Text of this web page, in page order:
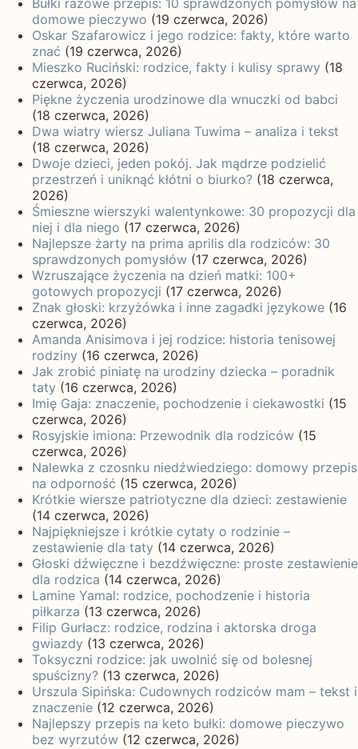
domowe pieczywo (19 czerwca, 2026)
Oskar Szafarowicz i jego rodzice: fakty, które warto
znać (19 czerwca, 2026)
Mieszko Ruciński: rodzice, fakty i kulisy sprawy (18
czerwca, 2026)
Piękne życzenia urodzinowe dla wnuczki od babci
(18 czerwca, 2026)
Dwa wiatry wiersz Juliana Tuwima – analiza i tekst
(18 czerwca, 2026)
Dwoje dzieci, jeden pokój. Jak mądrze podzielić
przestrzeń i uniknąć kłótni o biurko? (18 czerwca,
2026)
Śmieszne wierszyki walentynkowe: 30 propozycji dla
niej i dla niego (17 czerwca, 2026)
Najlepsze żarty na prima aprilis dla rodziców: 30
sprawdzonych pomysłów (17 czerwca, 2026)
Wzruszające życzenia na dzień matki: 100+
gotowych propozycji (17 czerwca, 2026)
Znak głoski: krzyżówka i inne zagadki językowe (16
czerwca, 2026)
Amanda Anisimova i jej rodzice: historia tenisowej
rodziny (16 czerwca, 2026)
Jak zrobić piniatę na urodziny dziecka – poradnik
taty (16 czerwca, 2026)
Imię Gaja: znaczenie, pochodzenie i ciekawostki (15
czerwca, 2026)
Rosyjskie imiona: Przewodnik dla rodziców (15
czerwca, 2026)
Nalewka z czosnku niedźwiedziego: domowy przepis
na odporność (15 czerwca, 2026)
Krótkie wiersze patriotyczne dla dzieci: zestawienie
(14 czerwca, 2026)
Najpiękniejsze i krótkie cytaty o rodzinie –
zestawienie dla taty (14 czerwca, 2026)
Głoski dźwięczne i bezdźwięczne: proste zestawienie
dla rodzica (14 czerwca, 2026)
Lamine Yamal: rodzice, pochodzenie i historia
piłkarza (13 czerwca, 2026)
Filip Gurłacz: rodzice, rodzina i aktorska droga
gwiazdy (13 czerwca, 2026)
Toksyczni rodzice: jak uwolnić się od bolesnej
spuścizny? (13 czerwca, 2026)
Urszula Sipińska: Cudownych rodziców mam – tekst i
znaczenie (12 czerwca, 2026)
Najlepszy przepis na keto bułki: domowe pieczywo
bez wyrzutów (12 czerwca, 2026)